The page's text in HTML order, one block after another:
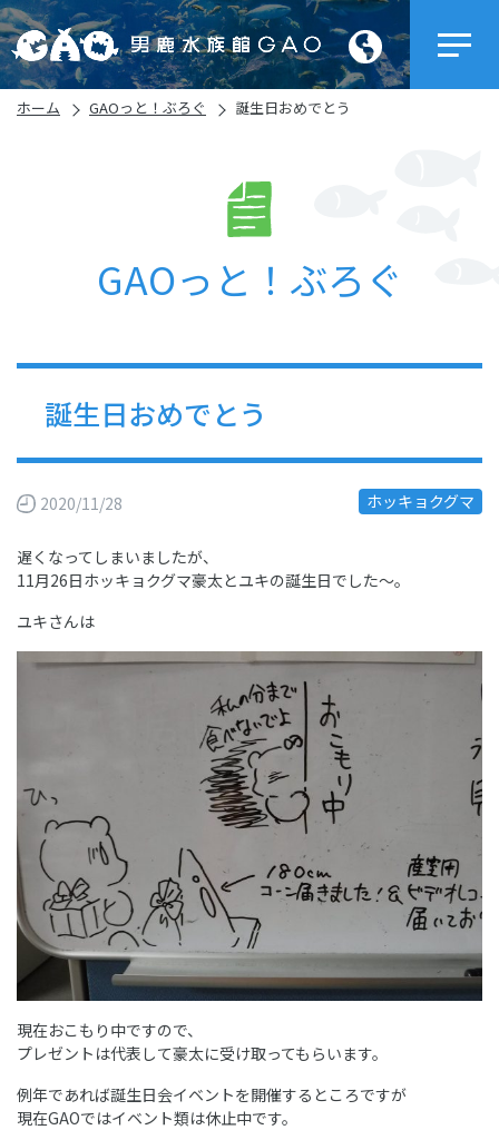
ホーム GAOっと！ぶろぐ 誕生日おめでとう
GAOっと！ぶろぐ
誕生日おめでとう
2020/11/28 ホッキョクグマ
遅くなってしまいましたが、
11月26日ホッキョクグマ豪太とユキの誕生日でした～。
ユキさんは
現在おこもり中ですので、
プレゼントは代表して豪太に受け取ってもらいます。
例年であれば誕生日会イベントを開催するところですが
現在GAOではイベント類は休止中です。